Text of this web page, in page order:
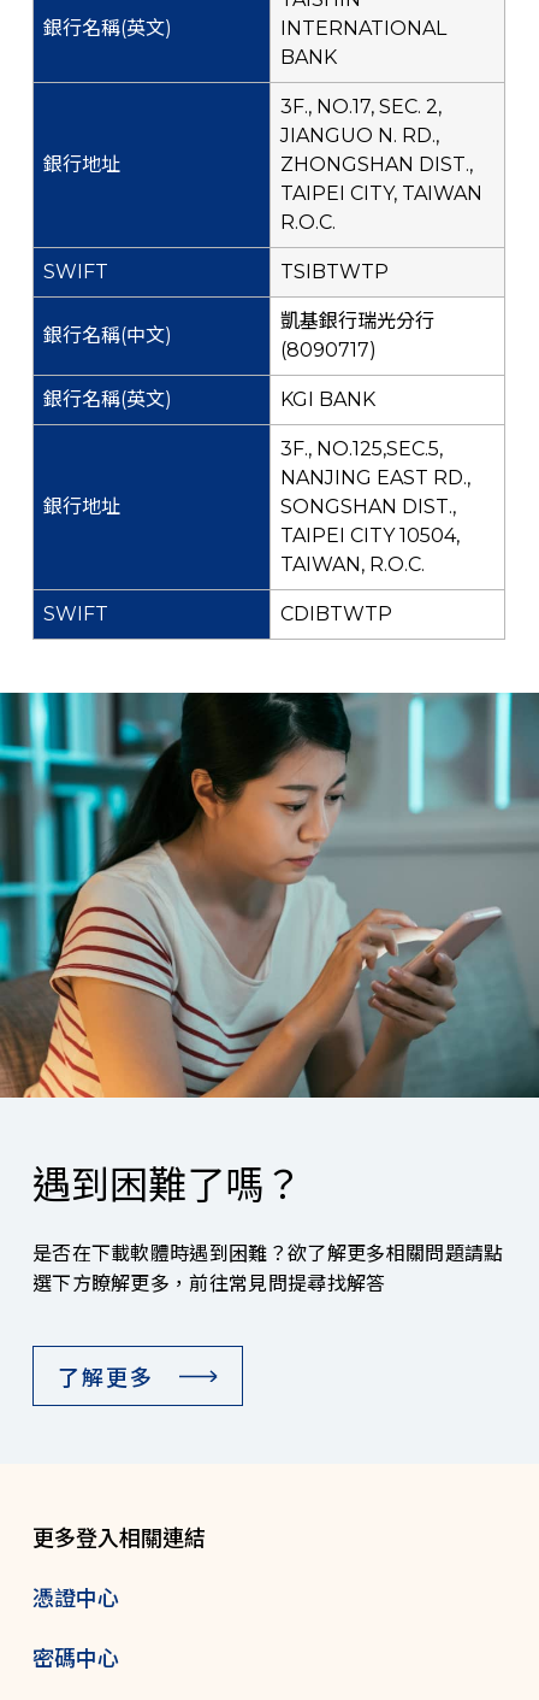
INTERNATIONAL
BANK
3F., NO.17, SEC. 2,
JIANGUO N. RD.,
ZHONGSHAN DIST.,
TAIPEI CITY, TAIWAN
R.O.C.
TSIBTWTP
凱基銀行瑞光分行
(8090717)
KGI BANK
3F., NO.125,SEC.5,
NANJING EAST RD.,
SONGSHAN DIST.,
TAIPEI CITY 10504,
TAIWAN, R.O.C.
CDIBTWTP
遇到困難了嗎？
是否在下載軟體時遇到困難？欲了解更多相關問題請點
選下方瞭解更多，前往常見問提尋找解答
了解更多
更多登入相關連結
憑證中心
密碼中心